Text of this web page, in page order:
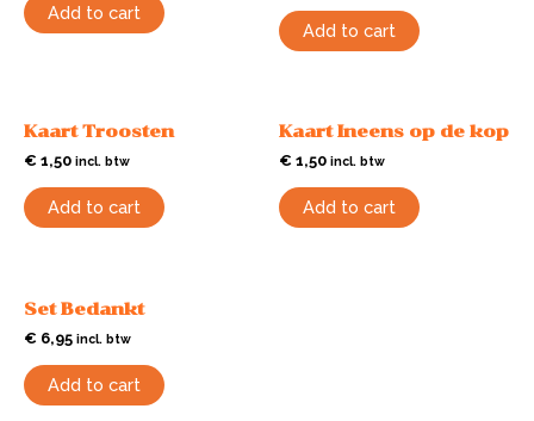
Add to cart
Add to cart
Kaart Troosten
€ 1,50 incl. btw
Add to cart
Kaart Ineens op de kop
€ 1,50 incl. btw
Add to cart
Set Bedankt
€ 6,95 incl. btw
Add to cart